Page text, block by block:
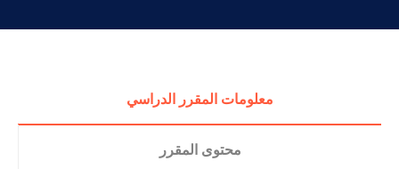
معلومات المقرر الدراسي
محتوى المقرر